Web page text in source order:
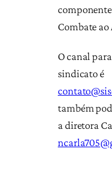
Combate
O canal
sindicato é
também
a diretora